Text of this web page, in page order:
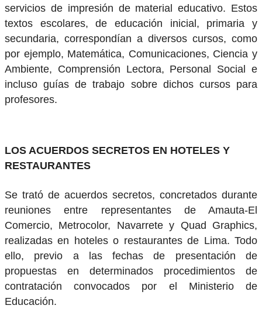
servicios de impresión de material educativo. Estos
textos escolares, de educación inicial, primaria y
secundaria, correspondían a diversos cursos, como
por ejemplo, Matemática, Comunicaciones, Ciencia y
Ambiente, Comprensión Lectora, Personal Social e
incluso guías de trabajo sobre dichos cursos para
profesores.
LOS ACUERDOS SECRETOS EN HOTELES Y
RESTAURANTES
Se trató de acuerdos secretos, concretados durante
reuniones entre representantes de Amauta-El
Comercio, Metrocolor, Navarrete y Quad Graphics,
realizadas en hoteles o restaurantes de Lima. Todo
ello, previo a las fechas de presentación de
propuestas en determinados procedimientos de
contratación convocados por el Ministerio de
Educación.